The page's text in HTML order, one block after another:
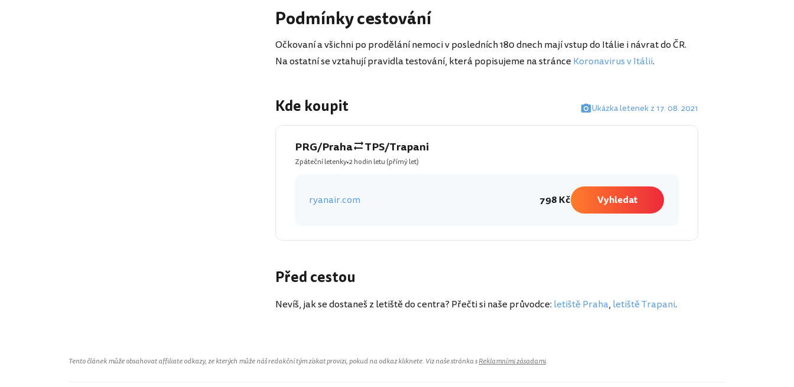
Podmínky cestování
Očkovaní a všichni po prodělání nemoci v posledních 180 dnech mají vstup do Itálie i návrat do ČR.
Na ostatní se vztahují pravidla testování, která popisujeme na stránce Koronavirus v Itálii.
Kde koupit Ukázka letenek z 17. 08. 2021
PRG/Praha TPS/Trapani
Zpáteční letenky 2 hodin letu (přímý let)
ryanair.com 798 Kč Vyhledat
Před cestou
Nevíš, jak se dostaneš z letiště do centra? Přečti si naše průvodce: letiště Praha, letiště Trapani.
Tento článek může obsahovat affiliate odkazy, ze kterých může náš redakční tým získat provizi, pokud na odkaz kliknete. Viz naše stránka sReklamními zásadami.